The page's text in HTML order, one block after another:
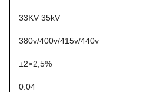
33KV 35kV
380v/400v/415v/440v
±2×2,5%
0.04